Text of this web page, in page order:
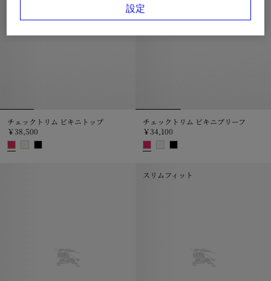
チェックトリム ビキニトップ
￥38,500
チェックトリム ビキニブリーフ
￥34,100
スリムフィット
設定